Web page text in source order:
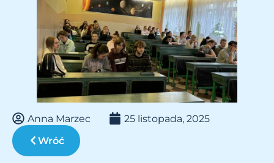
Anna Marzec
25 listopada, 2025
Wróć